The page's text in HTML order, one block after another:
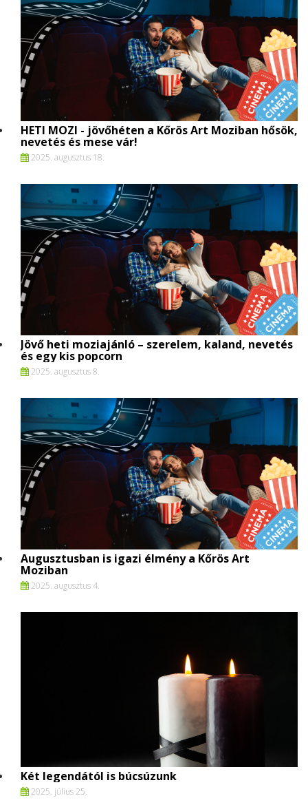
HETI MOZI - jövőhéten a Kőrös Art Moziban hősök,
nevetés és mese vár!
2025. augusztus 18.
Jövő heti moziajánló – szerelem, kaland, nevetés
és egy kis popcorn
2025. augusztus 8.
Augusztusban is igazi élmény a Kőrös Art
Moziban
2025. augusztus 4.
Két legendától is búcsúzunk
2025. július 25.